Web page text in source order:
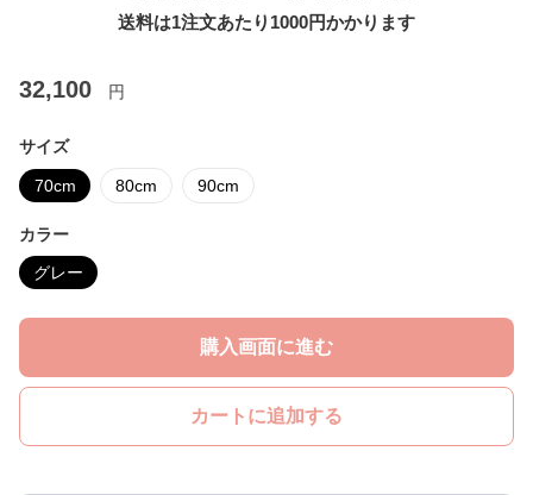
送料は1注文あたり 1000円かかります
32,100 円
サイズ
70cm 80cm 90cm
カラー
グレー
購入画面に進む
カートに追加する